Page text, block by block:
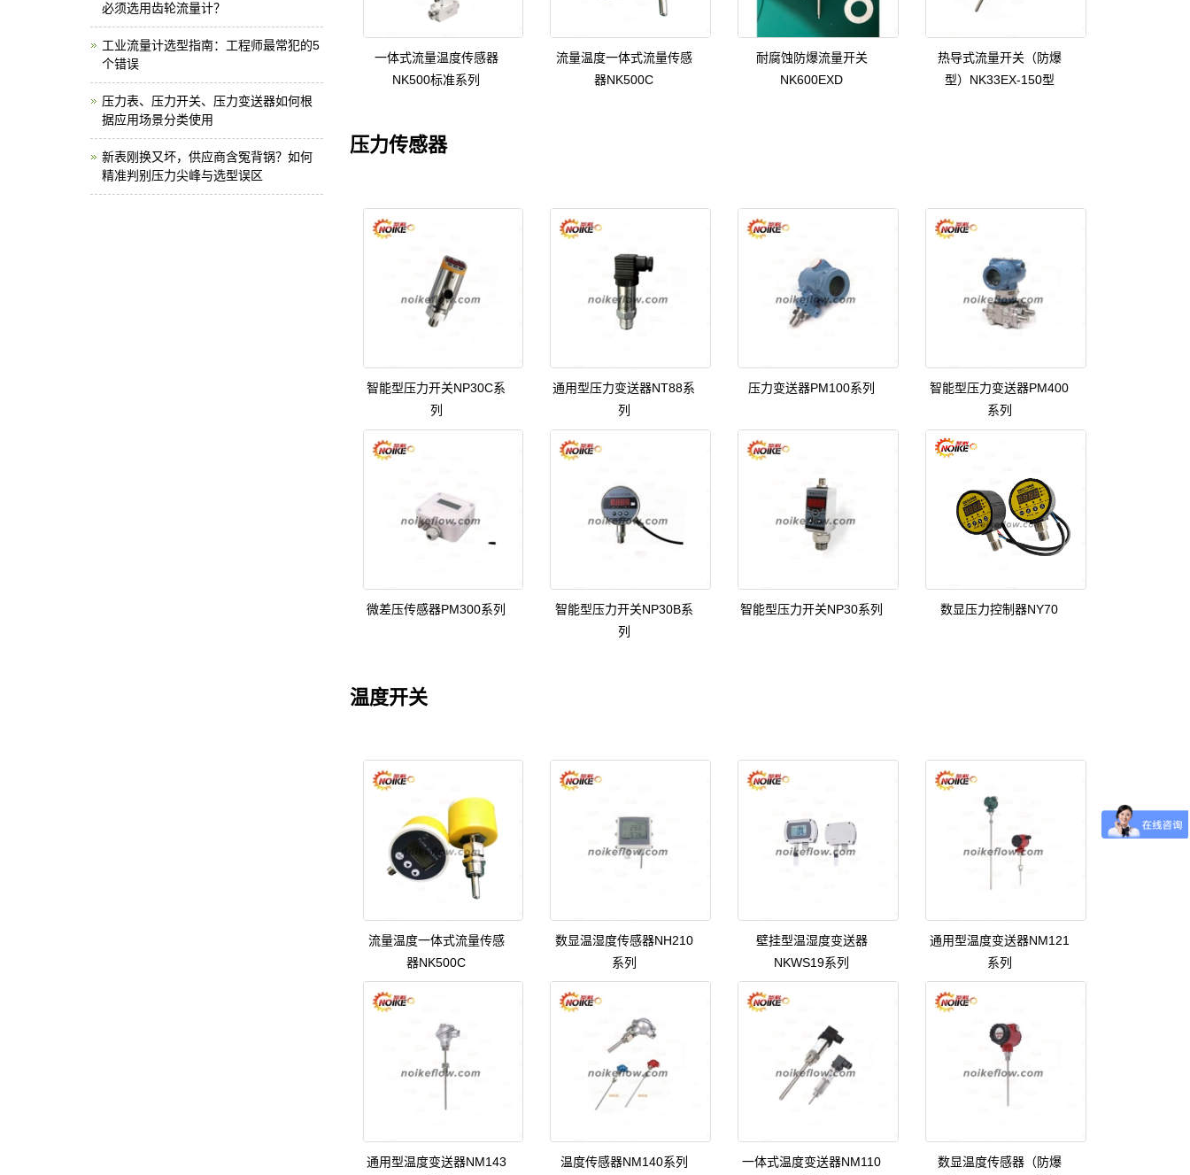
一体式流量温度传感器
NK500标准系列
流量温度一体式流量传感
器NK500C
耐腐蚀防爆流量开关
NK600EXD
热导式流量开关（防爆
型）NK33EX-150型
压力传感器
智能型压力开关NP30C系
列
通用型压力变送器NT88系
列
压力变送器PM100系列
智能型压力变送器PM400
系列
微差压传感器PM300系列
智能型压力开关NP30B系
列
智能型压力开关NP30系列 数显压力控制器NY70
温度开关
流量温度一体式流量传感
器NK500C
数显温湿度传感器NH210
系列
壁挂型温湿度变送器
NKWS19系列
通用型温度变送器NM121
系列
通用型温度变送器NM143
温度传感器NM140系列
一体式温度变送器NM110
数显温度传感器（防爆
必须选用齿轮流量计？
工业流量计选型指南：工程师最常犯的5
个错误
压力表、压力开关、压力变送器如何根
据应用场景分类使用
新表刚换又坏，供应商含冤背锅？如何
精准判别压力尖峰与选型误区